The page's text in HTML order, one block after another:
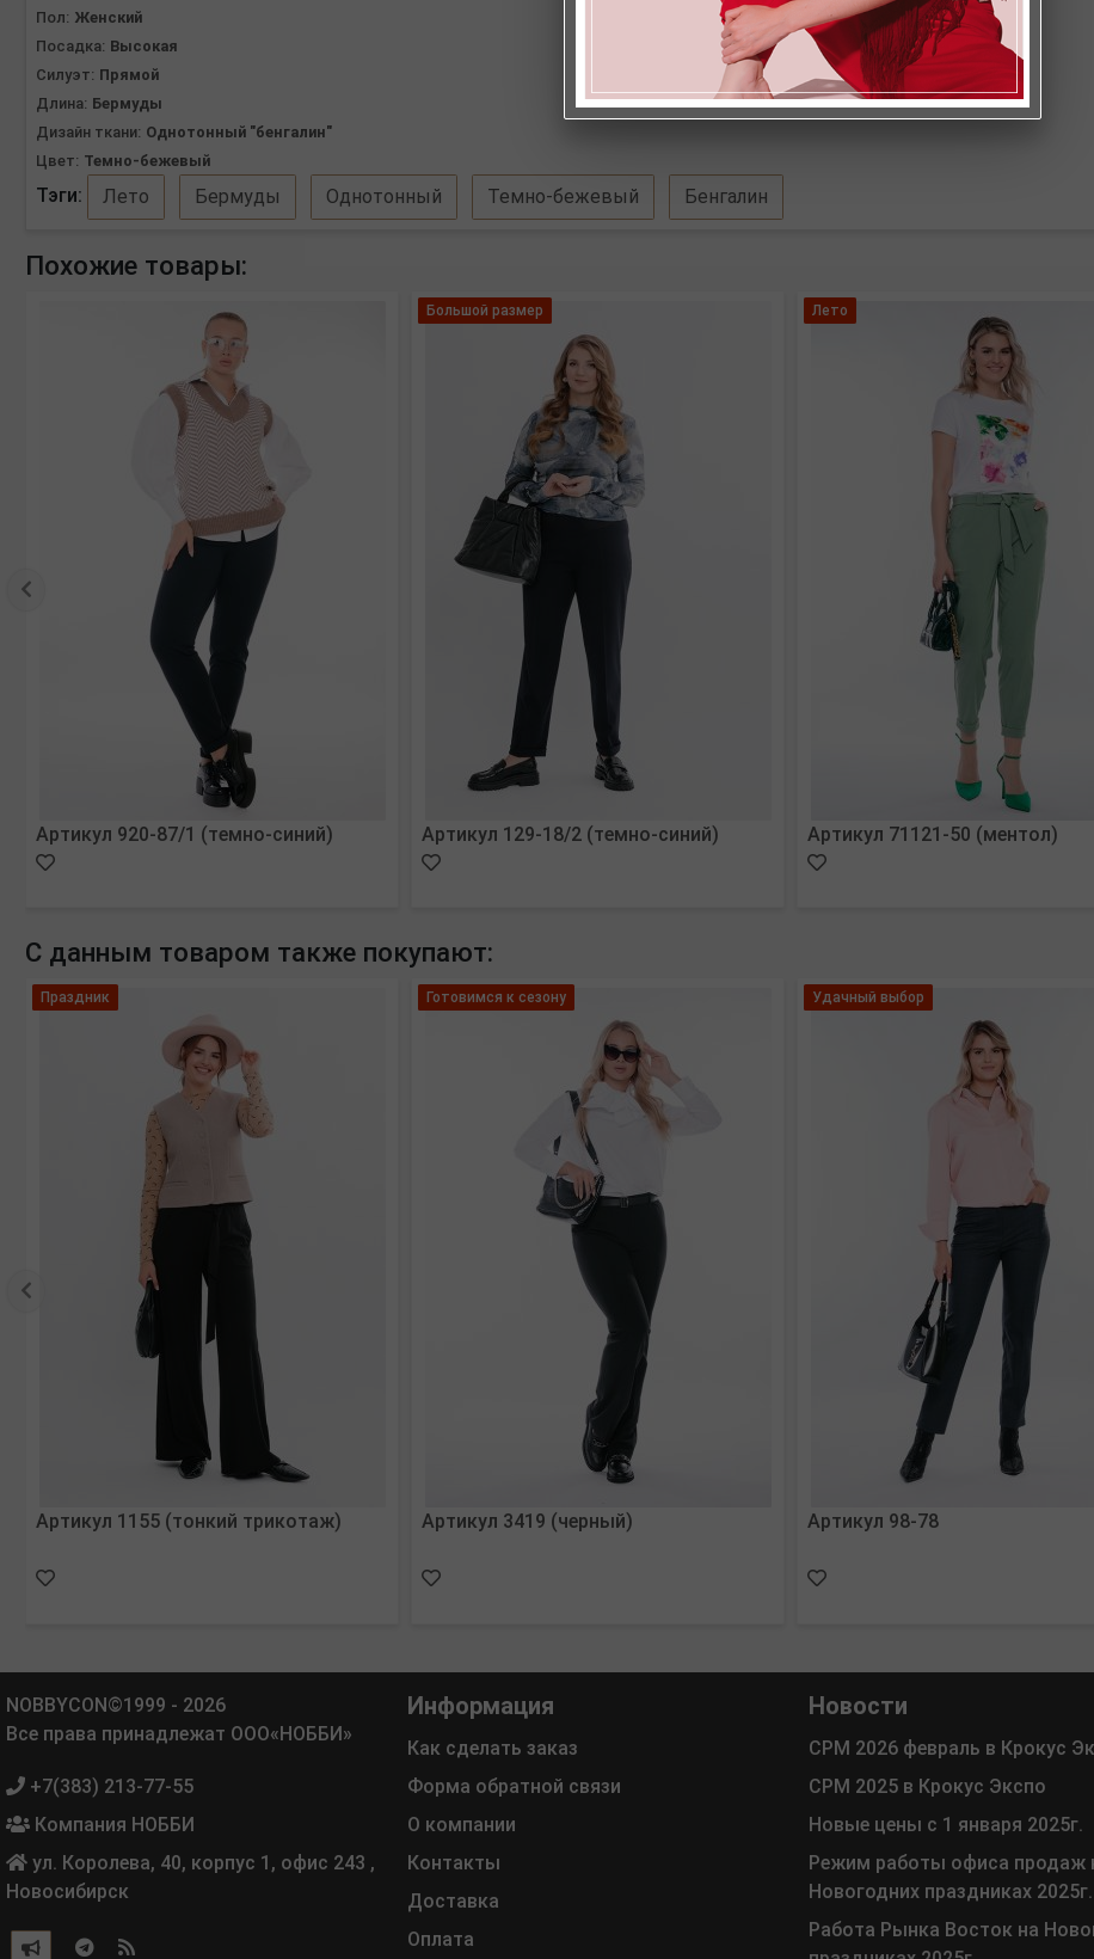
Пол: Женский
Посадка: Высокая
Силуэт: Прямой
Длина: Бермуды
Дизайн ткани: Однотонный "бенгалин"
Цвет: Темно-бежевый
Тэги: Лето Бермуды Однотонный Темно-бежевый Бенгалин
Похожие товары:
Артикул 920-87/1 (темно-синий)
Большой размер
Артикул 129-18/2 (темно-синий)
Лето
Артикул 71121-50 (ментол)
С данным товаром также покупают:
Праздник
Артикул 1155 (тонкий трикотаж)
Готовимся к сезону
Артикул 3419 (черный)
Удачный выбор
Артикул 98-78
NOBBYCON©1999 - 2026
Все права принадлежат ООО«НОББИ»
+7(383) 213-77-55
Компания НОББИ
ул. Королева, 40, корпус 1, офис 243 ,
Новосибирск
Информация
Как сделать заказ
Форма обратной связи
О компании
Контакты
Доставка
Оплата
Новости
СРМ 2026 февраль в Крокус
СРМ 2025 в Крокус Экспо
Новые цены с 1 января 2025г.
Режим работы офиса продаж
Новогодних праздниках 2025г.
Работа Рынка Восток на